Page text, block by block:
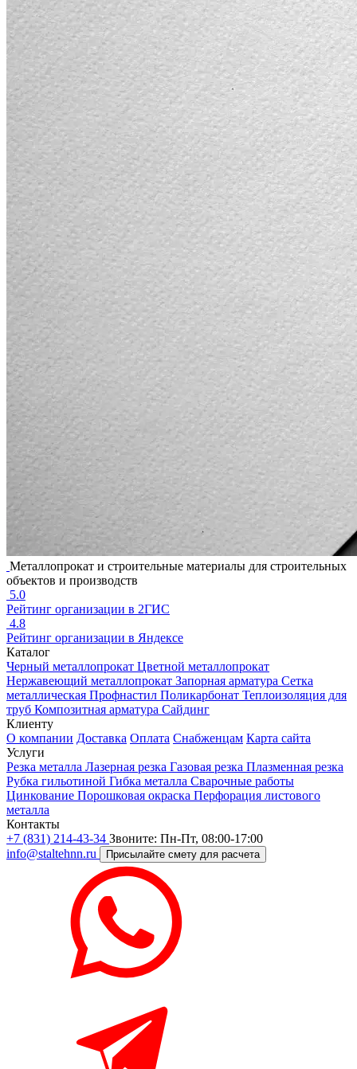
Металлопрокат и строительные материалы для строительных
объектов и производств
5.0
Рейтинг организации в 2ГИС
4.8
Рейтинг организации в Яндексе
Каталог
Черный металлопрокат Цветной металлопрокат
Нержавеющий металлопрокат Запорная арматура Сетка
металлическая Профнастил Поликарбонат Теплоизоляция для
труб Композитная арматура Сайдинг
Клиенту
О компании Доставка Оплата Снабженцам Карта сайта
Услуги
Резка металла Лазерная резка Газовая резка Плазменная резка
Рубка гильотиной Гибка металла Сварочные работы
Цинкование Порошковая окраска Перфорация листового
металла
Контакты
+7 (831) 214-43-34 Звоните: Пн-Пт, 08:00-17:00
info@staltehnn.ru
Присылайте смету для расчета